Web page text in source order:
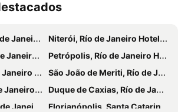
Hoteles
Niterói, Río de Janeiro Hoteles
Hoteles
Petrópolis, Río de Janeiro Hoteles
Hoteles
São João de Meriti, Río de Janeiro Hoteles
Hoteles
Duque de Caxias, Río de Janeiro Hoteles
Hoteles
Florianópolis, Santa Catarina Hoteles